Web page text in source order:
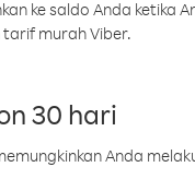
ke saldo Anda ketika
murah Viber.
30 hari
Anda